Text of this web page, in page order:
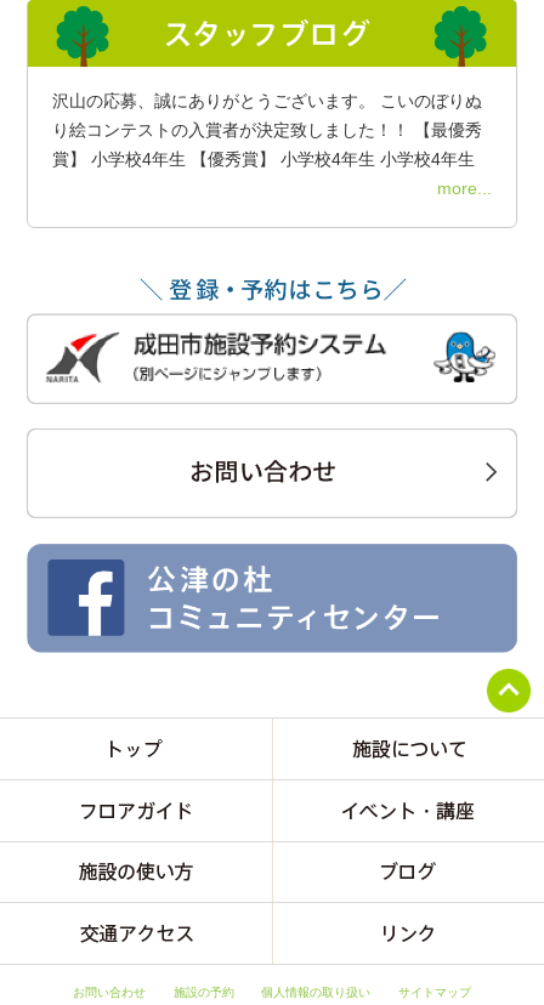
沢山の応募、誠にありがとうございます。 こいのぼりぬ
り絵コンテストの入賞者が決定致しました！！ 【最優秀
賞】 小学校4年生 【優秀賞】 小学校4年生 小学校4年生
more...
お問い合わせ 施設の予約 個人情報の取り扱い サイトマップ